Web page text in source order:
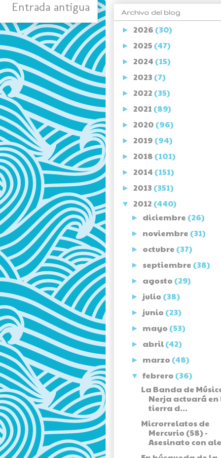
Entrada antigua Archivo del blog
► 2026 (30)
► 2025 (47)
► 2024 (15)
► 2023 (7)
► 2022 (35)
► 2021 (89)
► 2020 (96)
► 2019 (94)
► 2018 (101)
► 2014 (151)
► 2013 (351)
▼ 2012 (440)
► diciembre (26)
► noviembre (31)
► octubre (37)
► septiembre (38)
► agosto (29)
► julio (38)
► junio (23)
► mayo (53)
► abril(42)
► marzo (48)
▼febrero (36)
La Banda de
Nerja actuará en
tierra d...
Microrrelatos de
Mercurio (58) -
Asesinato con